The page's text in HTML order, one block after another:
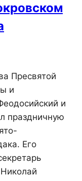
Пресвятой
и
и
праздничную
Его